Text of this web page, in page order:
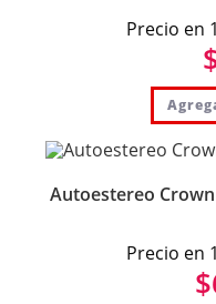
Precio en
Autoestereo Crown
Precio en
$